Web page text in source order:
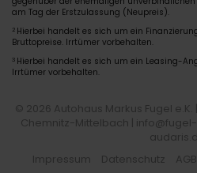
am Tag der Erstzulassung (Neupreis).
2 Hierbei handelt es sich um ein
Bruttopreise. Irrtümer vorbehalten.
3 Hierbei handelt es sich um ein Leasing-
Irrtümer vorbehalten.
© 2026 Autohaus Markus Fugel
Chemnitz-Mittelbach |
Impressum
Datenschutz AGB